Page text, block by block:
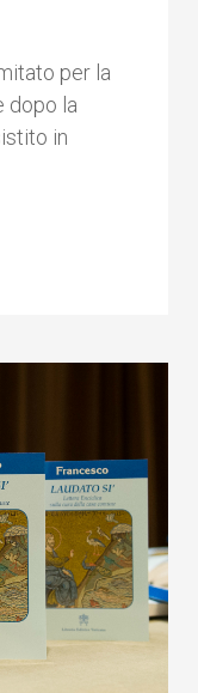
per la
dopo la
in